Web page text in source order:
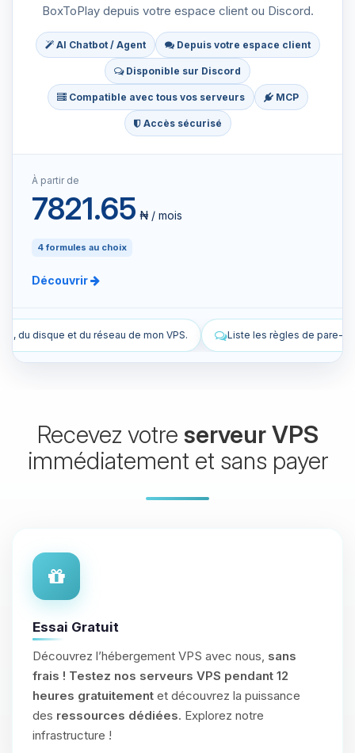
BoxToPlay depuis votre espace client ou Discord.
AI Chatbot / Agent Depuis votre espace client
Disponible sur Discord
Compatible avec tous vos serveurs MCP
Accès sécurisé
À partir de
7821.65 ₦ / mois
4 formules au choix
Découvrir
mon VPS. Liste les règles de pare-feu actuelles de mon VPS.
Recevez votre serveur VPS
immédiatement et sans payer
Essai Gratuit
Découvrez l’hébergement VPS avec nous, sans
frais ! Testez nos serveurs VPS pendant 12
heures gratuitement et découvrez la puissance
des ressources dédiées. Explorez notre
infrastructure !